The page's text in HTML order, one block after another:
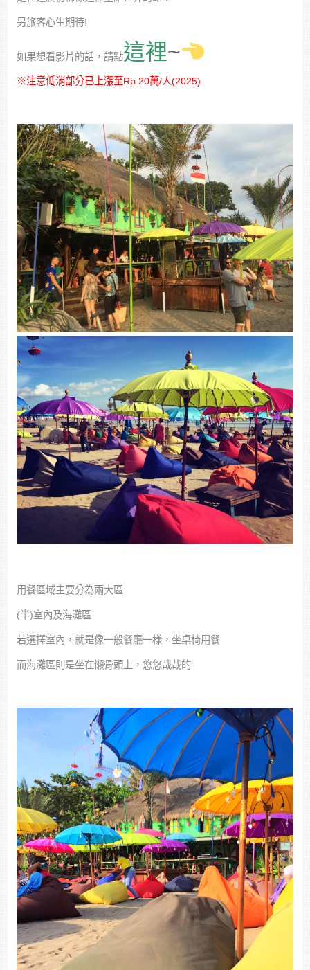
另旅客心生期待!
如果想看影片的話，請點這裡~
※注意低消部分已上漲至Rp.20萬/人(2025)
用餐區域主要分為兩大區:
(半)室內及海灘區
若選擇室內，就是像一般餐廳一樣，坐桌椅用餐
而海灘區則是坐在懶骨頭上，悠悠哉哉的